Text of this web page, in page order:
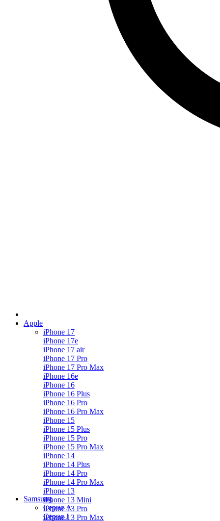
Apple
iPhone 17
iPhone 17e
iPhone 17 air
iPhone 17 Pro
iPhone 17 Pro Max
iPhone 16e
iPhone 16
iPhone 16 Plus
iPhone 16 Pro
iPhone 16 Pro Max
iPhone 15
iPhone 15 Plus
iPhone 15 Pro
iPhone 15 Pro Max
iPhone 14
iPhone 14 Plus
iPhone 14 Pro
iPhone 14 Pro Max
iPhone 13
iPhone 13 Mini
iPhone 13 Pro
iPhone 13 Pro Max
Samsung
Серия А
Серия J